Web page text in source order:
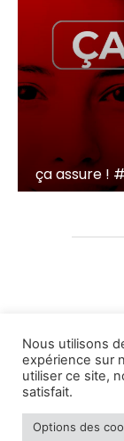
ça assure !
À
© L'assurance en
Nous utilisons
expérience sur
utiliser ce site,
satisfait.
Options des